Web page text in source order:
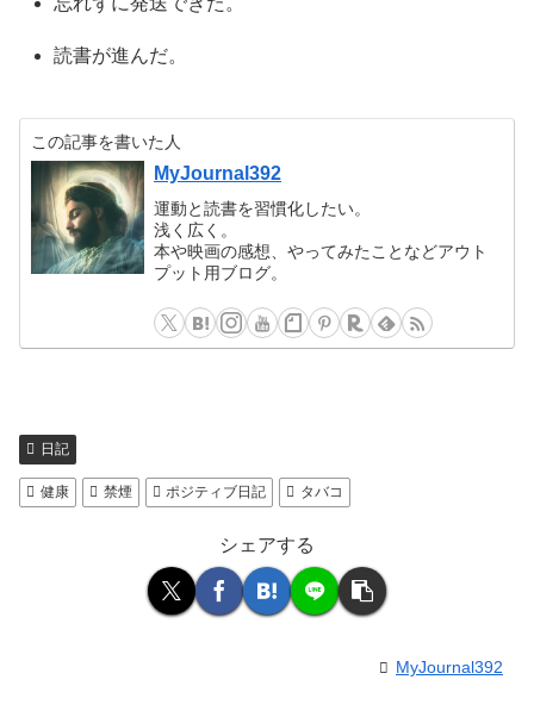
読書が進んだ。
この記事を書いた人
MyJournal392
運動と読書を習慣化したい。
浅く広く。
本や映画の感想、やってみたことなどアウト
プット用ブログ。
日記
健康 禁煙 ポジティブ日記 タバコ
シェアする
MyJournal392